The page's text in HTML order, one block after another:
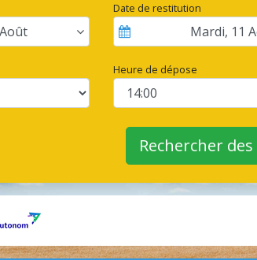
Août
Date de restitution
Mardi, 11
Heure de dépose
Rechercher